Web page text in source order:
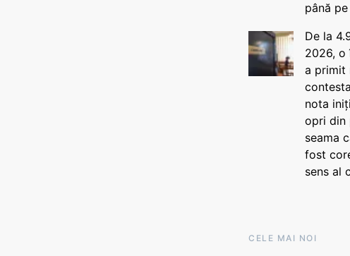
până
De la
2026, o
a primit
nota
opri din
seama
fost
sens al
CELE MAI NOI